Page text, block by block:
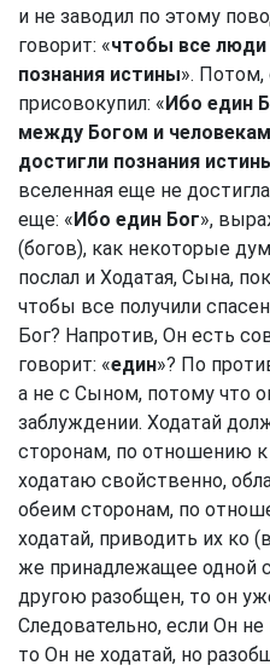
и не заводил по этому
говорит: «чтобы все люди
познания истины». Потом,
присовокупил: «Ибо един
между Богом и
достигли познания
вселенная еще не
еще: «Ибо един Бог»,
(богов), как некоторые
послал и Ходатая, Сына,
чтобы все получили
Бог? Напротив, Он есть
говорит: «един»? По
а не с Сыном, потому что
заблуждении. Ходатай
сторонам, по отношению
ходатаю свойственно,
обеим сторонам, по
ходатай, приводить их ко
же принадлежащее одной
другою разобщен, то он
Следовательно, если Он
то Он не ходатай, но